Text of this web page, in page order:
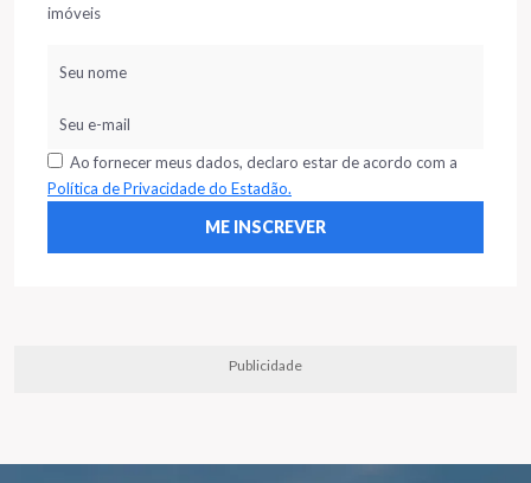
imóveis
Ao fornecer meus dados, declaro estar de acordo com a
Política de Privacidade do Estadão.
Publicidade